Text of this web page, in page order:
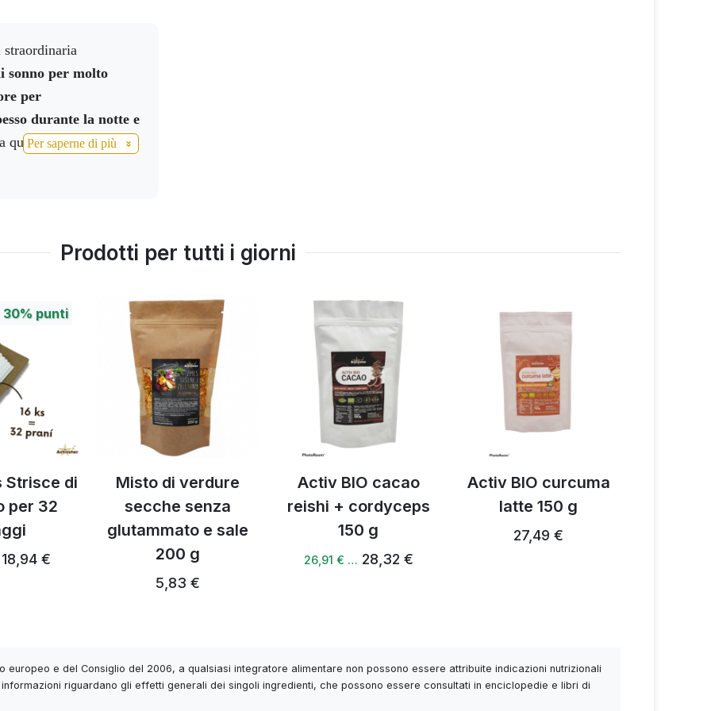
profondo, perché
sono andato
dei due stesse
polizia fuori casa e mi
svaligiato, ho parlato
il loro negozio era
avevano sfondato il
"Beh, ho provato la
sonno per molto
per
durante la notte e
quando prendo le
di oggi siamo
Per saperne di più
Prodotti per tutti i giorni
30%punti
Strisce di
per 32
18,94 €
Misto di verdure
secche senza
glutammato e sale
200 g
5,83 €
Activ BIO cacao
reishi + cordyceps
150 g
26,91 € … 28,32 €
Activ BIO curcuma
latte 150 g
27,49 €
europeo e del Consiglio del 2006, a qualsiasi integratore alimentare non possono essere attribuite indicazioni nutrizionali
riguardano gli effetti generali dei singoli ingredienti, che possono essere consultati in enciclopedie e libri di